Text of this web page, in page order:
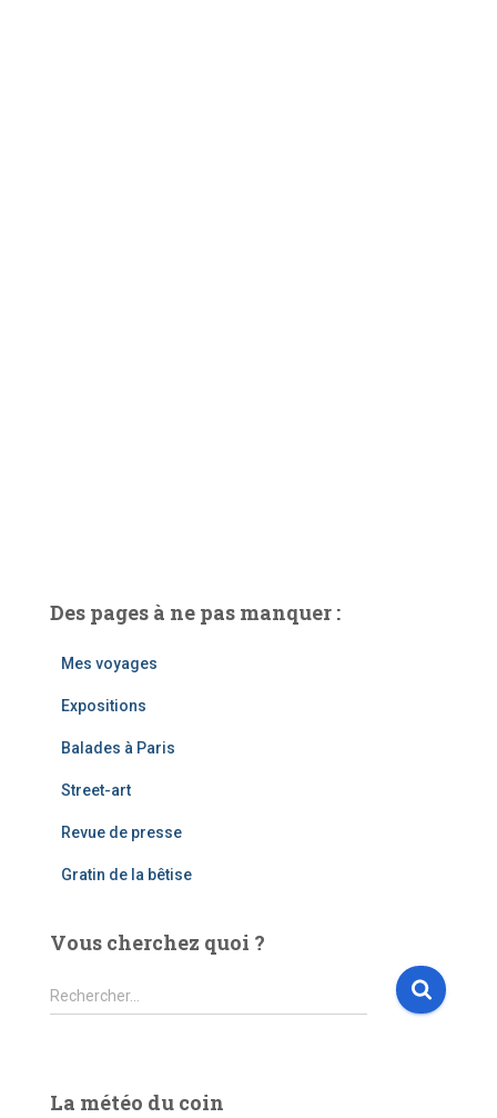
Des pages à ne pas manquer :
Mes voyages
Expositions
Balades à Paris
Street-art
Revue de presse
Gratin de la bêtise
Vous cherchez quoi ?
R
e
r
Rechercher…
La météo du coin